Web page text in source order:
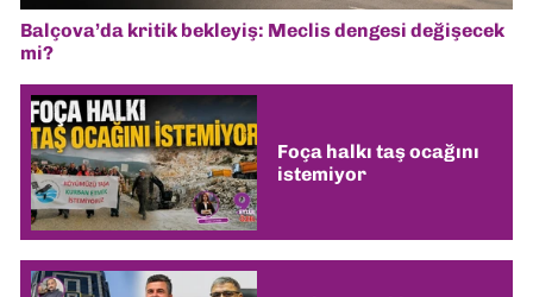
Balçova’da kritik bekleyiş: Meclis dengesi değişecek
mi?
Foça halkı taş ocağını
istemiyor